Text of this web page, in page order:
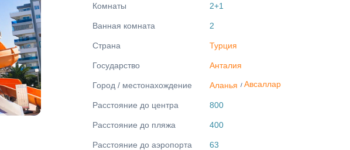
Комнаты 2+1
Ванная комната 2
Страна Турция
Государство Анталия
Город / местонахождение Аланья /Авсаллар
Расстояние до центра 800
Расстояние до пляжа 400
Расстояние до аэропорта 63